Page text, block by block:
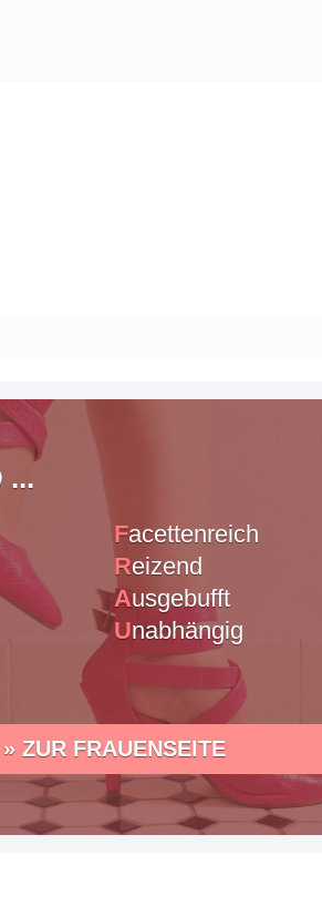
...
Facettenreich
Reizend
Ausgebufft
Unabhängig
» ZUR FRAUENSEITE